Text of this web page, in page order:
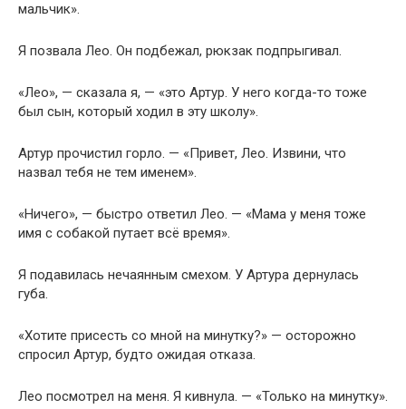
мальчик».
Я позвала Лео. Он подбежал, рюкзак подпрыгивал.
«Лео», — сказала я, — «это Артур. У него когда-то тоже
был сын, который ходил в эту школу».
Артур прочистил горло. — «Привет, Лео. Извини, что
назвал тебя не тем именем».
«Ничего», — быстро ответил Лео. — «Мама у меня тоже
имя с собакой путает всё время».
Я подавилась нечаянным смехом. У Артура дернулась
губа.
«Хотите присесть со мной на минутку?» — осторожно
спросил Артур, будто ожидая отказа.
Лео посмотрел на меня. Я кивнула. — «Только на минутку».